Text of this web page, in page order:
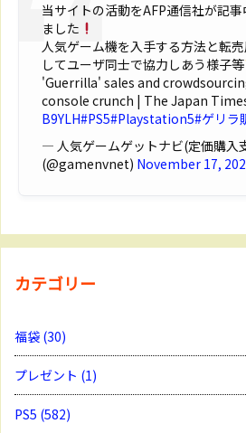
当サイトの活動をAFP通信社が記
ました
人気ゲーム機を入手する方法と転
してユーザ同士で協力しあう様子等
'Guerrilla' sales and
console crunch | The Japan
B9YLH#PS5#Playstation5#ゲリラ
— 人気ゲームゲットナビ(定価購入
(@gamenvnet) November 17,
カテゴリー
福袋 (30)
プレゼント (1)
PS5 (582)